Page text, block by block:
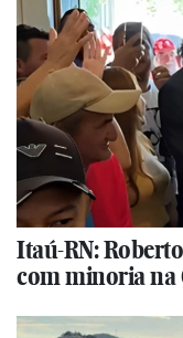
Itaú-RN:
com minoria na